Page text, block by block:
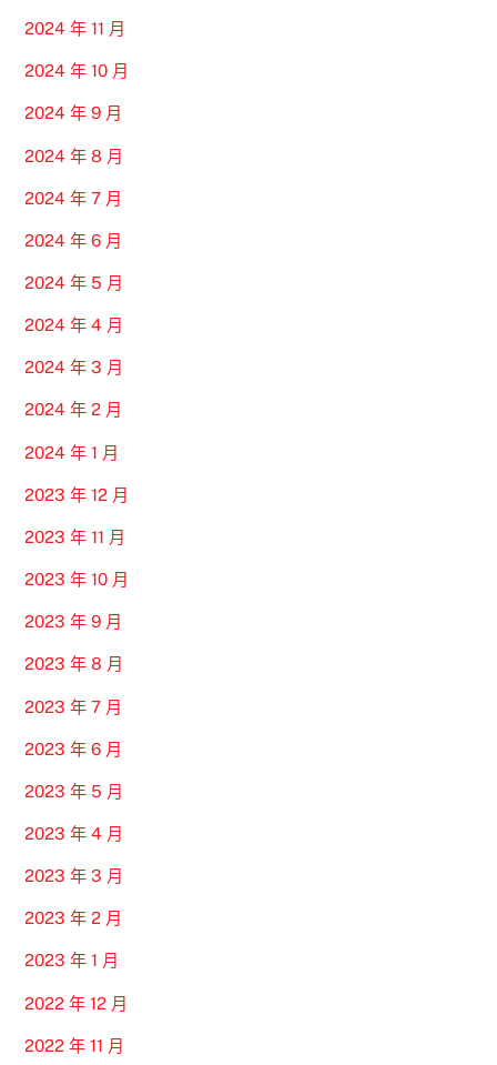
2024 年 11 月
2024 年 10 月
2024 年 9 月
2024 年 8 月
2024 年 7 月
2024 年 6 月
2024 年 5 月
2024 年 4 月
2024 年 3 月
2024 年 2 月
2024 年 1 月
2023 年 12 月
2023 年 11 月
2023 年 10 月
2023 年 9 月
2023 年 8 月
2023 年 7 月
2023 年 6 月
2023 年 5 月
2023 年 4 月
2023 年 3 月
2023 年 2 月
2023 年 1 月
2022 年 12 月
2022 年 11 月